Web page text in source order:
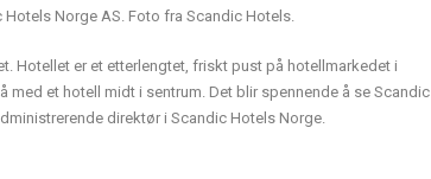
Norge AS. Foto fra Scandic Hotels.
Hotellet er et etterlengtet, friskt pust på hotellmarkedet i
med et hotell midt i sentrum. Det blir spennende å se Scandic
direktør i Scandic Hotels Norge.